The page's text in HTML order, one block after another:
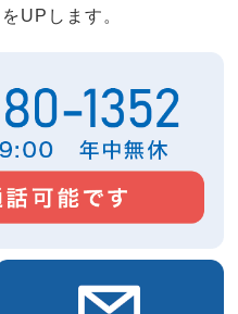
をUPします。